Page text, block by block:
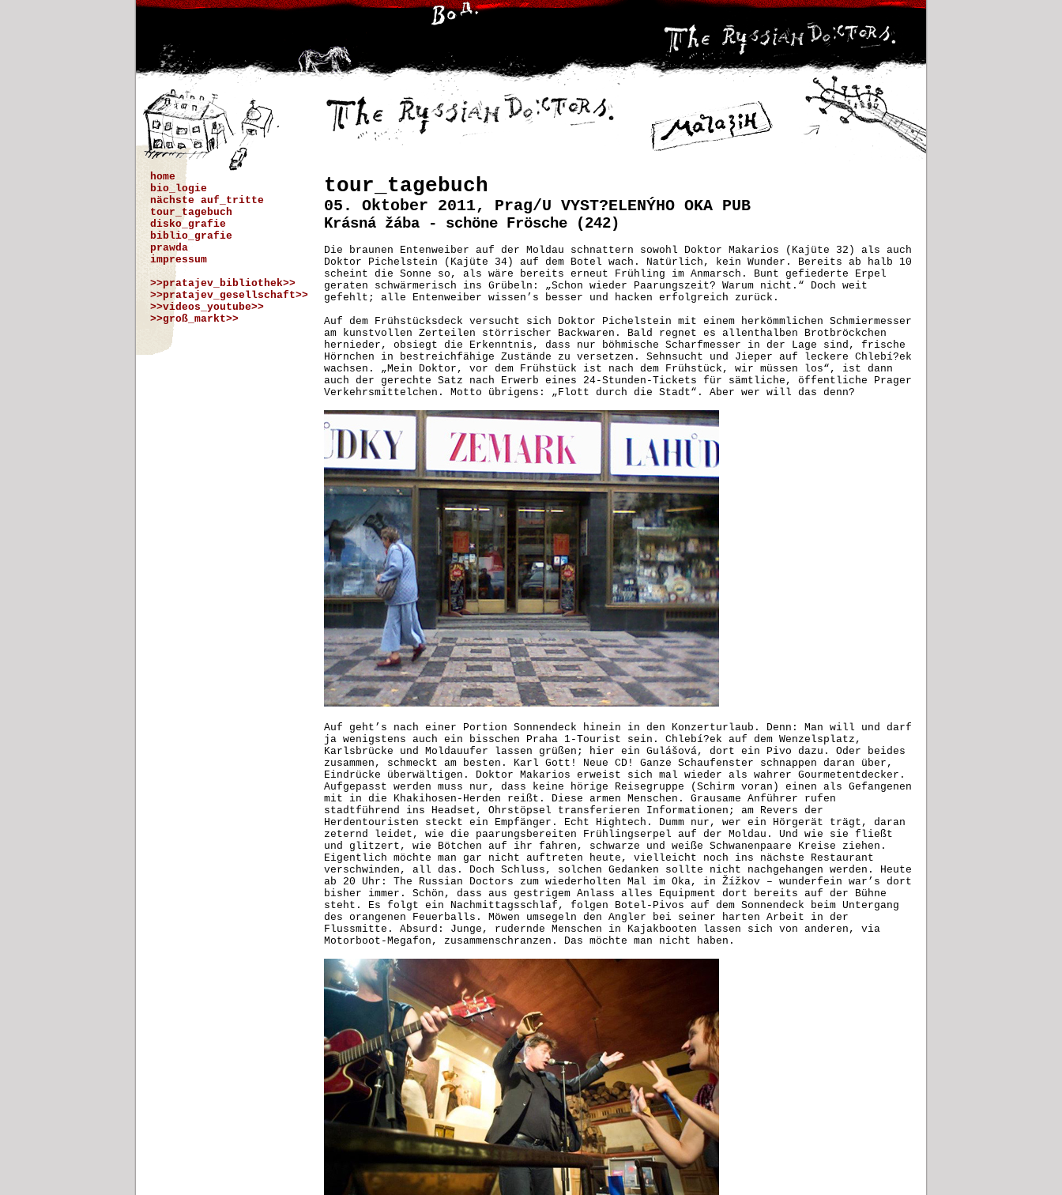
home
bio_logie
nächste auf_tritte
tour_tagebuch
disko_grafie
biblio_grafie
prawda
impressum
>>pratajev_bibliothek>>
>>pratajev_gesellschaft>>
>>videos_youtube>>
>>groß_markt>>
tour_tagebuch
05. Oktober 2011, Prag/U VYST?ELENÝHO OKA PUB
Krásná žába - schöne Frösche (242)
Die braunen Entenweiber auf der Moldau schnattern sowohl Doktor Makarios (Kajüte 32) als auch
Doktor Pichelstein (Kajüte 34) auf dem Botel wach. Natürlich, kein Wunder. Bereits ab halb 10
scheint die Sonne so, als wäre bereits erneut Frühling im Anmarsch. Bunt gefiederte Erpel
geraten schwärmerisch ins Grübeln: „Schon wieder Paarungszeit? Warum nicht.“ Doch weit
gefehlt; alle Entenweiber wissen’s besser und hacken erfolgreich zurück.
Auf dem Frühstücksdeck versucht sich Doktor Pichelstein mit einem herkömmlichen Schmiermesser
am kunstvollen Zerteilen störrischer Backwaren. Bald regnet es allenthalben Brotbröckchen
hernieder, obsiegt die Erkenntnis, dass nur böhmische Scharfmesser in der Lage sind, frische
Hörnchen in bestreichfähige Zustände zu versetzen. Sehnsucht und Jieper auf leckere Chlebí?ek
wachsen. „Mein Doktor, vor dem Frühstück ist nach dem Frühstück, wir müssen los“, ist dann
auch der gerechte Satz nach Erwerb eines 24-Stunden-Tickets für sämtliche, öffentliche Prager
Verkehrsmittelchen. Motto übrigens: „Flott durch die Stadt“. Aber wer will das denn?
Auf geht’s nach einer Portion Sonnendeck hinein in den Konzerturlaub. Denn: Man will und darf
ja wenigstens auch ein bisschen Praha 1-Tourist sein. Chlebí?ek auf dem Wenzelsplatz,
Karlsbrücke und Moldauufer lassen grüßen; hier ein Gulášová, dort ein Pivo dazu. Oder beides
zusammen, schmeckt am besten. Karl Gott! Neue CD! Ganze Schaufenster schnappen daran über,
Eindrücke überwältigen. Doktor Makarios erweist sich mal wieder als wahrer Gourmetentdecker.
Aufgepasst werden muss nur, dass keine hörige Reisegruppe (Schirm voran) einen als Gefangenen
mit in die Khakihosen-Herden reißt. Diese armen Menschen. Grausame Anführer rufen
stadtführend ins Headset, Ohrstöpsel transferieren Informationen; am Revers der
Herdentouristen steckt ein Empfänger. Echt Hightech. Dumm nur, wer ein Hörgerät trägt, daran
zeternd leidet, wie die paarungsbereiten Frühlingserpel auf der Moldau. Und wie sie fließt
und glitzert, wie Bötchen auf ihr fahren, schwarze und weiße Schwanenpaare Kreise ziehen.
Eigentlich möchte man gar nicht auftreten heute, vielleicht noch ins nächste Restaurant
verschwinden, all das. Doch Schluss, solchen Gedanken sollte nicht nachgehangen werden. Heute
ab 20 Uhr: The Russian Doctors zum wiederholten Mal im Oka, in Žížkov – wunderfein war’s dort
bisher immer. Schön, dass aus gestrigem Anlass alles Equipment dort bereits auf der Bühne
steht. Es folgt ein Nachmittagsschlaf, folgen Botel-Pivos auf dem Sonnendeck beim Untergang
des orangenen Feuerballs. Möwen umsegeln den Angler bei seiner harten Arbeit in der
Flussmitte. Absurd: Junge, rudernde Menschen in Kajakbooten lassen sich von anderen, via
Motorboot-Megafon, zusammenschranzen. Das möchte man nicht haben.